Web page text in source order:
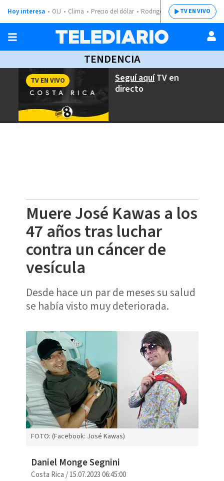
Hoy interesa OIJ Clima Precio del dólar Rodrigo ChavesTV EN VIVO
TENDENCIA
Seguí aquíTV en
directo
TV EN VIVO
Muere José Kawas a los
47 años tras luchar
contra un cáncer de
vesícula
Desde hace un par de meses su salud
se había visto muy deteriorada.
FOTO: (Facebook: José Kawas)
Daniel Monge Segnini
Costa Rica /15.07.2023 06:45:00